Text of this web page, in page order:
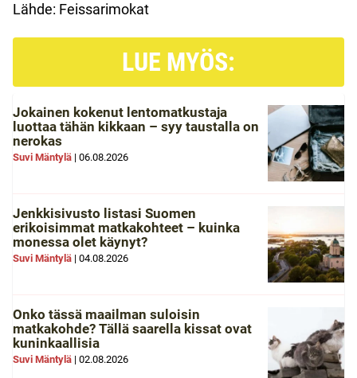
Lähde: Feissarimokat
LUE MYÖS:
Jokainen kokenut lentomatkustaja
luottaa tähän kikkaan – syy taustalla on
nerokas
Suvi Mäntylä | 06.08.2026
Jenkkisivusto listasi Suomen
erikoisimmat matkakohteet – kuinka
monessa olet käynyt?
Suvi Mäntylä | 04.08.2026
Onko tässä maailman suloisin
matkakohde? Tällä saarella kissat ovat
kuninkaallisia
Suvi Mäntylä | 02.08.2026